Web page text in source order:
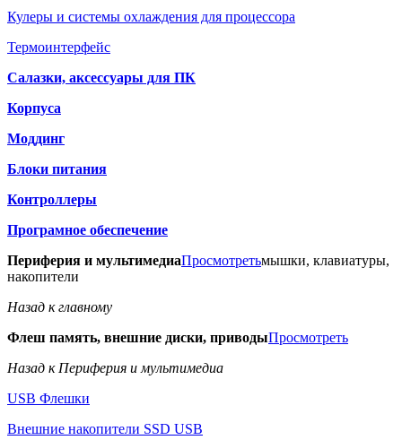
Кулеры и системы охлаждения для процессора
Термоинтерфейс
Салазки, аксессуары для ПК
Корпуса
Моддинг
Блоки питания
Контроллеры
Програмное обеспечение
Периферия и мультимедиаПросмотретьмышки, клавиатуры,
накопители
Назад к главному
Флеш память, внешние диски, приводыПросмотреть
Назад к Периферия и мультимедиа
USB Флешки
Внешние накопители SSD USB